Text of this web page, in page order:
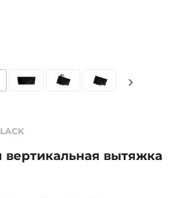
вертикальная вытяжка